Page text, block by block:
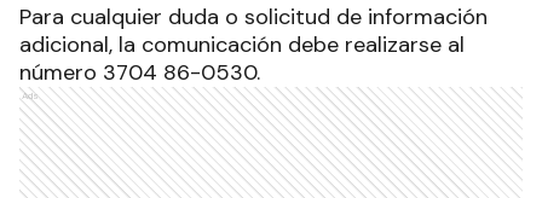
Para cualquier duda o solicitud de información
adicional, la comunicación debe realizarse al
número 3704 86-0530.
Ads